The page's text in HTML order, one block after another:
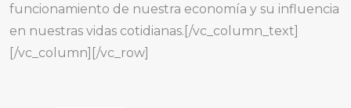
funcionamiento de nuestra economía y su influencia
en nuestras vidas cotidianas.[/vc_column_text]
[/vc_column][/vc_row]